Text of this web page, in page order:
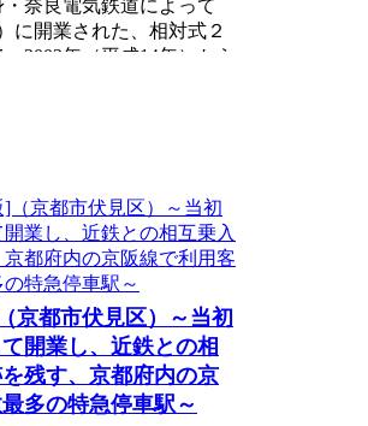
奈良電気鉄道によって
に開業された、相対式２
2002年（平成14年）から
京都市伏見区）～当初
て開業し、近鉄との相
残す、京都府内の京
多の特急停車駅～